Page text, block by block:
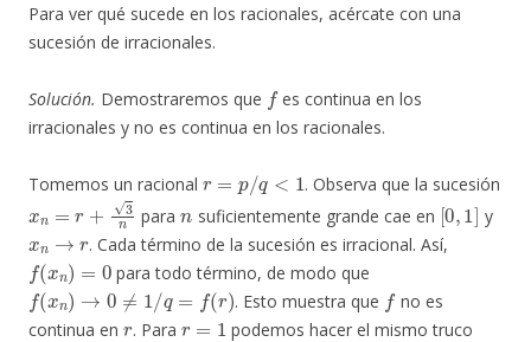
Para ver qué sucede en los racionales, acércate con una
sucesión de irracionales.
Solución. Demostraremos que
es continua en los
irracionales y no es continua en los racionales.
Tomemos un racional
<
. Observa que la sucesión
para suficientemente grande cae en
[ 1]
y
xn r
. Cada término de la sucesión es irracional. Así,
f(x )=0
para todo término, de modo que
f(xn)→ ≠1/q=f(r)
. Esto muestra que
f
no es
continua en
r
. Para
=1
podemos hacer el mismo truco